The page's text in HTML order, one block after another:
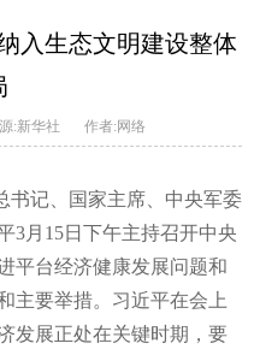
入生态文明建设整体
:新华社 作者:网络
书记、国家主席、中央军委
3月15日下午主持召开中央
平台经济健康发展问题和
主要举措。习近平在会上
发展正处在关键时期，要